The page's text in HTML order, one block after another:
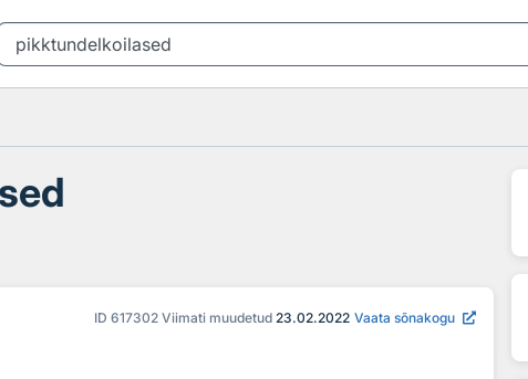
ID 617302 Viimati muudetud 23.02.2022 Vaata sõnakogu